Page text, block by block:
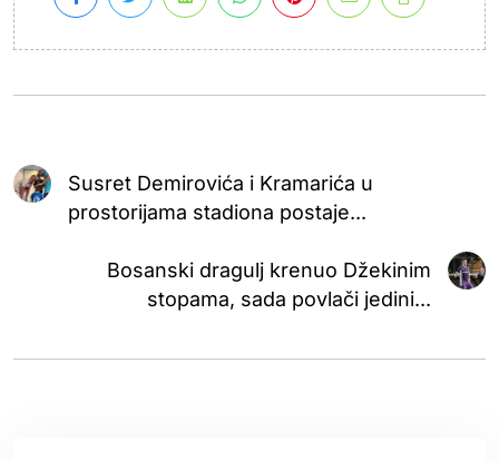
Susret Demirovića i Kramarića u
prostorijama stadiona postaje...
Bosanski dragulj krenuo Džekinim
stopama, sada povlači jedini...